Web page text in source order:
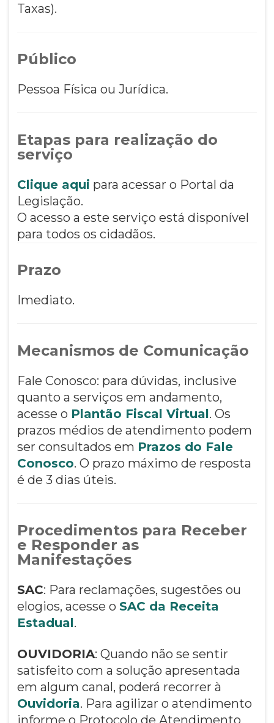
Taxas).
Público
Pessoa Física ou Jurídica.
Etapas para realização do
serviço
Clique aqui para acessar o Portal da
Legislação.
O acesso a este serviço está disponível
para todos os cidadãos.
Prazo
Imediato.
Mecanismos de Comunicação
Fale Conosco: para dúvidas, inclusive
quanto a serviços em andamento,
acesse o Plantão Fiscal Virtual. Os
prazos médios de atendimento podem
ser consultados em Prazos do Fale
Conosco. O prazo máximo de resposta
é de 3 dias úteis.
Procedimentos para Receber
e Responder as
Manifestações
SAC: Para reclamações, sugestões ou
elogios, acesse o SAC da Receita
Estadual.
OUVIDORIA: Quando não se sentir
satisfeito com a solução apresentada
em algum canal, poderá recorrer à
Ouvidoria. Para agilizar o atendimento
informe o Protocolo de Atendimento